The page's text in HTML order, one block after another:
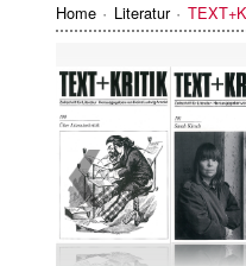
Home Literatur